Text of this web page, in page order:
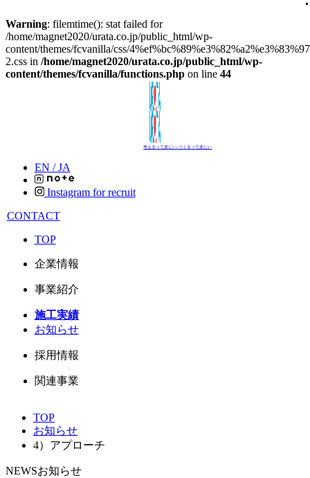
Warning: filemtime(): stat failed for
/home/magnet2020/urata.co.jp/public_html/wp-
content/themes/fcvanilla/css/
2.css in /home/magnet2020/urata.co.jp/public_html/wp-
content/themes/fcvanilla/functions.php on line 44
考えるって楽しい､つくるって楽しい
EN /JA
Instagram for recruit
CONTACT
TOP
企業情報
事業紹介
施工実績
お知らせ
採用情報
関連事業
TOP
お知らせ
4）アプローチ
NEWSお知らせ